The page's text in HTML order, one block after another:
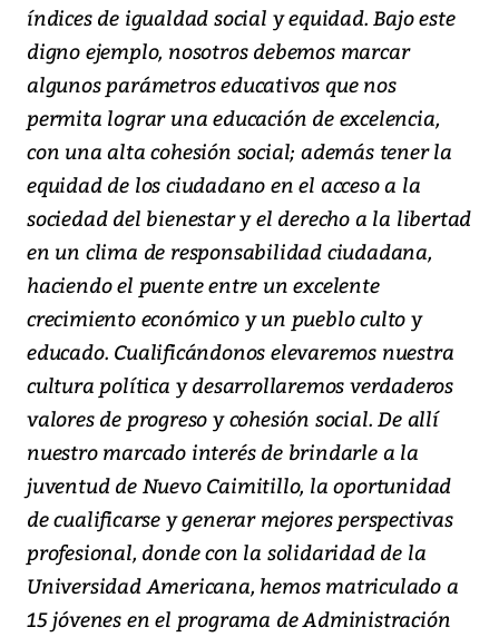
índices de igualdad social y equidad. Bajo este
digno ejemplo, nosotros debemos marcar
algunos parámetros educativos que nos
permita lograr una educación de excelencia,
con una alta cohesión social; además tener la
equidad de los ciudadano en el acceso a la
sociedad del bienestar y el derecho a la libertad
en un clima de responsabilidad ciudadana,
haciendo el puente entre un excelente
crecimiento económico y un pueblo culto y
educado. Cualificándonos elevaremos nuestra
cultura política y desarrollaremos verdaderos
valores de progreso y cohesión social. De allí
nuestro marcado interés de brindarle a la
juventud de Nuevo Caimitillo, la oportunidad
de cualificarse y generar mejores perspectivas
profesional, donde con la solidaridad de la
Universidad Americana, hemos matriculado a
15 jóvenes en el programa de Administración